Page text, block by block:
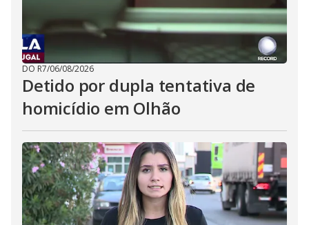
DO R7/06/08/2026
Detido por dupla tentativa de
homicídio em Olhão